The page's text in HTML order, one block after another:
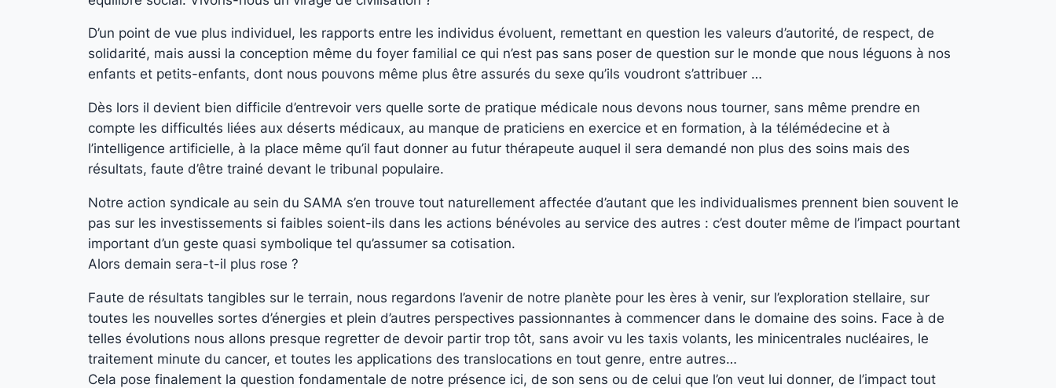
D’un point de vue plus individuel, les rapports entre les individus évoluent, remettant en question les valeurs d’autorité, de respect, de
solidarité, mais aussi la conception même du foyer familial ce qui n’est pas sans poser de question sur le monde que nous léguons à nos
enfants et petits-enfants, dont nous pouvons même plus être assurés du sexe qu’ils voudront s’attribuer …
Dès lors il devient bien difficile d’entrevoir vers quelle sorte de pratique médicale nous devons nous tourner, sans même prendre en
compte les difficultés liées aux déserts médicaux, au manque de praticiens en exercice et en formation, à la télémédecine et à
l’intelligence artificielle, à la place même qu’il faut donner au futur thérapeute auquel il sera demandé non plus des soins mais des
résultats, faute d’être trainé devant le tribunal populaire.
Notre action syndicale au sein du SAMA s’en trouve tout naturellement affectée d’autant que les individualismes prennent bien souvent le
pas sur les investissements si faibles soient-ils dans les actions bénévoles au service des autres : c’est douter même de l’impact pourtant
important d’un geste quasi symbolique tel qu’assumer sa cotisation.
Alors demain sera-t-il plus rose ?
Faute de résultats tangibles sur le terrain, nous regardons l’avenir de notre planète pour les ères à venir, sur l’exploration stellaire, sur
toutes les nouvelles sortes d’énergies et plein d’autres perspectives passionnantes à commencer dans le domaine des soins. Face à de
telles évolutions nous allons presque regretter de devoir partir trop tôt, sans avoir vu les taxis volants, les minicentrales nucléaires, le
traitement minute du cancer, et toutes les applications des translocations en tout genre, entre autres…
Cela pose finalement la question fondamentale de notre présence ici, de son sens ou de celui que l’on veut lui donner, de l’impact tout